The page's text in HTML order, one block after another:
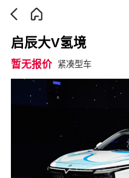
启辰大V氢境
暂无报价 紧凑型车